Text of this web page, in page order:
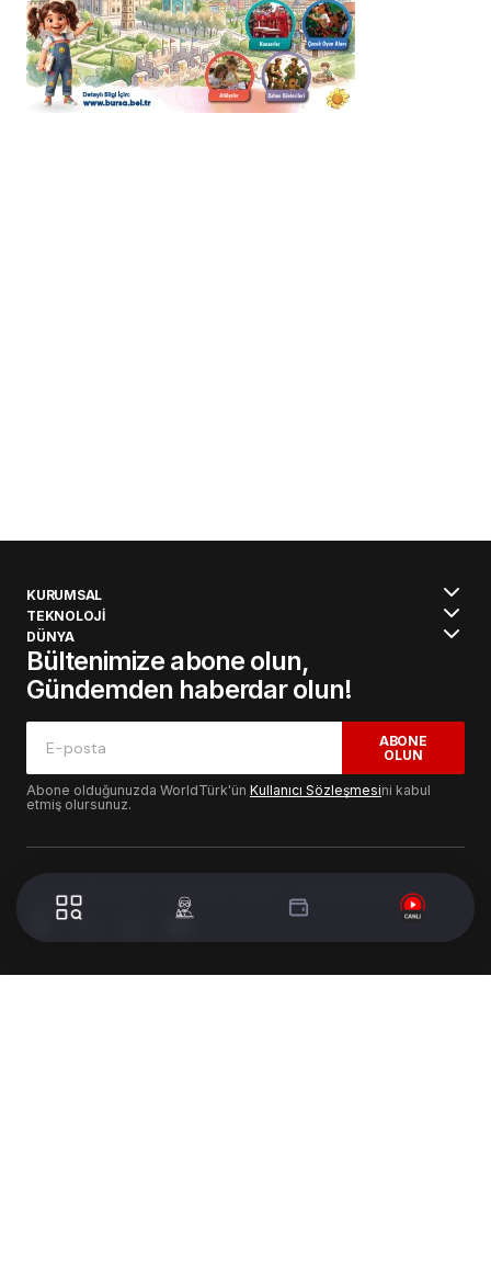
KURUMSAL
TEKNOLOJİ
DÜNYA
Bültenimize abone olun,
Gündemden haberdar olun!
ABONE
OLUN
Abone olduğunuzda WorldTürk'ün Kullanıcı Sözleşmesini kabul
etmiş olursunuz.
© 2024 WorldTurk. Tüm Hakları Saklıdır. - Tasarım & Geliştirme :
Volion's